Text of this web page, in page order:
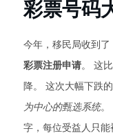
彩票号码
今年，移民局收到了
彩票注册申请。 这
降。 这次大幅下跌
为中心的甄选系统。
字，每位受益人只